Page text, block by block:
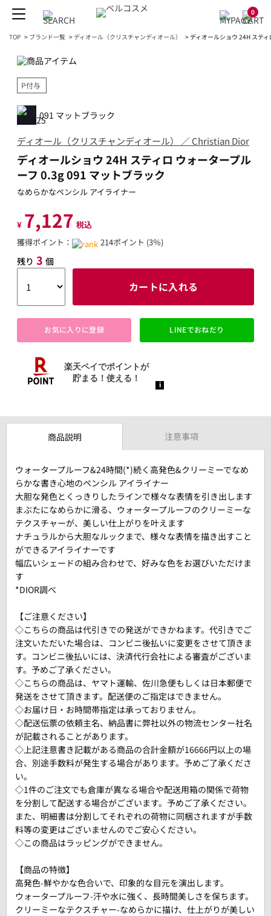
0
TOP > ブランド一覧 > ディオール（クリスチャンディオール） >ディオールショウ 24H ステ
P付与
091 マットブラック
ディオール（クリスチャンディオール） ／ Christian Dior
ディオールショウ 24H スティロ ウォータープル
ーフ 0.3g 091 マットブラック
なめらかなペンシル アイライナー
¥ 7,127 税込
獲得ポイント：
214ポイント (3％)
残り 3 個
カートに入れる
お気に入りに登録 LINEでおねだり
商品説明 注意事項
ウォータープルーフ&24時間(*)続く高発色&クリーミーでなめ
らかな書き心地のペンシル アイライナー
大胆な発色とくっきりしたラインで様々な表情を引き出します
まぶたになめらかに滑る、ウォータープルーフのクリーミーな
テクスチャーが、美しい仕上がりを叶えます
ナチュラルから大胆なルックまで、様々な表情を描き出すこと
ができるアイライナーです
幅広いシェードの組み合わせで、好みな色をお選びいただけま
す
*DIOR調べ
【ご注意ください】
◇こちらの商品は代引きでの発送ができかねます。代引きでご
注文いただいた場合は、コンビニ後払いに変更をさせて頂きま
す。コンビニ後払いには、決済代行会社による審査がございま
す。予めご了承ください。
◇こちらの商品は、ヤマト運輸、佐川急便もしくは日本郵便で
発送をさせて頂きます。配送便のご指定はできません。
◇お届け日・お時間帯指定は承っておりません。
◇配送伝票の依頼主名、納品書に弊社以外の物流センター社名
が記載されることがあります。
◇上記注意書き記載がある商品の合計金額が16666円以上の場
合、別途手数料が発生する場合があります。予めご了承くださ
い。
◇1件のご注文でも倉庫が異なる場合や配送用箱の関係で荷物
を分割して配送する場合がございます。予めご了承ください。
また、明細書は分割してそれぞれの荷物に同梱されますが手数
料等の変更はございませんのでご安心ください。
◇この商品はラッピングができません。
【商品の特徴】
高発色-鮮やかな色合いで、印象的な目元を演出します。
ウォータープルーフ-汗や水に強く、長時間美しさを保ちます。
クリーミーなテクスチャー-なめらかに描け、仕上がりが美しい